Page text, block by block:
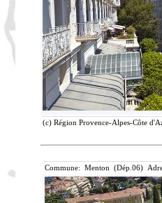
(c) Région Provence-Alpes-Côte
Commune: Menton (Dép.06)